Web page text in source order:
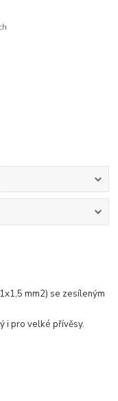
mm2) se zesíleným
i pro velké přívěsy.